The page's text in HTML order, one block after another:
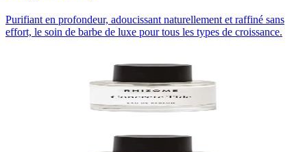
Purifiant en profondeur, adoucissant naturellement et raffiné sans
effort, le soin de barbe de luxe pour tous les types de croissance.